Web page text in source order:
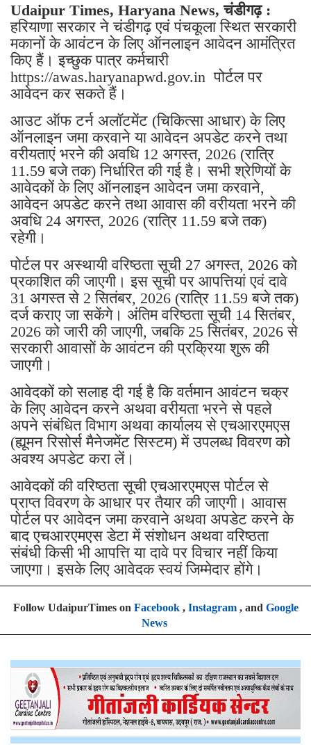
Udaipur Times, Haryana News, चंडीगढ़ :
हरियाणा सरकार ने चंडीगढ़ एवं पंचकूला स्थित सरकारी
मकानों के आवंटन के लिए ऑनलाइन आवेदन आमंत्रित
किए हैं। इच्छुक पात्र कर्मचारी
https://awas.haryanapwd.gov.in पोर्टल पर
आवेदन कर सकते हैं।
आउट ऑफ टर्न अलॉटमेंट (चिकित्सा आधार) के लिए
ऑनलाइन जमा करवाने या आवेदन अपडेट करने तथा
वरीयताएं भरने की अवधि 12 अगस्त, 2026 (रात्रि
11.59 बजे तक) निर्धारित की गई है। सभी श्रेणियों के
आवेदकों के लिए ऑनलाइन आवेदन जमा करवाने,
आवेदन अपडेट करने तथा आवास की वरीयता भरने की
अवधि 24 अगस्त, 2026 (रात्रि 11.59 बजे तक)
रहेगी।
पोर्टल पर अस्थायी वरिष्ठता सूची 27 अगस्त, 2026 को
प्रकाशित की जाएगी। इस सूची पर आपत्तियां एवं दावे
31 अगस्त से 2 सितंबर, 2026 (रात्रि 11.59 बजे तक)
दर्ज कराए जा सकेंगे। अंतिम वरिष्ठता सूची 14 सितंबर,
2026 को जारी की जाएगी, जबकि 25 सितंबर, 2026 से
सरकारी आवासों के आवंटन की प्रक्रिया शुरू की
जाएगी।
आवेदकों को सलाह दी गई है कि वर्तमान आवंटन चक्र
के लिए आवेदन करने अथवा वरीयता भरने से पहले
अपने संबंधित विभाग अथवा कार्यालय से एचआरएमएस
(ह्यूमन रिसोर्स मैनेजमेंट सिस्टम) में उपलब्ध विवरण को
अवश्य अपडेट करा लें।
आवेदकों की वरिष्ठता सूची एचआरएमएस पोर्टल से
प्राप्त विवरण के आधार पर तैयार की जाएगी। आवास
पोर्टल पर आवेदन जमा करवाने अथवा अपडेट करने के
बाद एचआरएमएस डेटा में संशोधन अथवा वरिष्ठता
संबंधी किसी भी आपत्ति या दावे पर विचार नहीं किया
जाएगा। इसके लिए आवेदक स्वयं जिम्मेदार होंगे।
Follow UdaipurTimes on Facebook, Instagram, and Google
News